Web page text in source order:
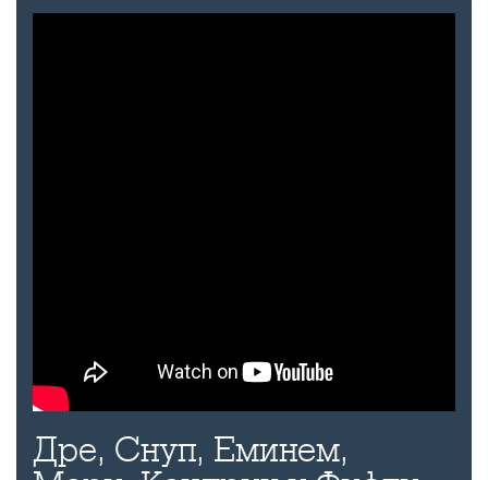
Дре, Снуп, Еминем,